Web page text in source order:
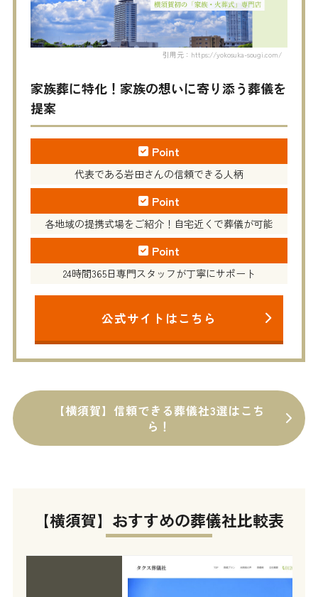
引用元：https://yokosuka-sougi.com/
家族葬に特化！家族の想いに寄り添う葬儀を
提案
Point
代表である岩田さんの信頼できる人柄
Point
各地域の提携式場をご紹介！自宅近くで葬儀が可能
Point
24時間365日専門スタッフが丁寧にサポート
公式サイトはこちら
【横須賀】信頼できる葬儀社3選はこち
ら！
【横須賀】おすすめの葬儀社比較表